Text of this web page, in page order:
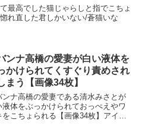
最高でした猫じゃらしと指でこちょ
れ直した君しかいない/蒼猫いな
ンナ高橋の愛妻が白い液体を
かけられてくすぐり責めされ
まう【画像34枚】
ンナ高橋の愛妻である清水みさとが
液体をぶっかけられておっぺえやワ
をこちょられる【画像34枚】アイド